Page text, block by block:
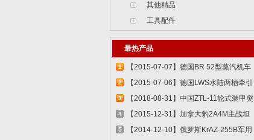
其他精品
工具配件
最热产品
1
【2015-07-07】德国BR 52型蒸汽机车
829...
2
【2015-07-06】德国LWS水陆两栖牵引
车 82...
3
【2018-08-31】中国ZTL-11轮式装甲突
击车 ...
4
【2015-12-31】加拿大豹2A4M主战坦
克 8386...
5
【2014-12-10】俄罗斯KrAZ-255B军用